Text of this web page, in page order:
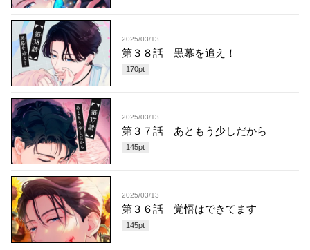
2025/03/13
第３８話 黒幕を追え！
170pt
2025/03/13
第３７話 あともう少しだから
145pt
2025/03/13
第３６話 覚悟はできてます
145pt